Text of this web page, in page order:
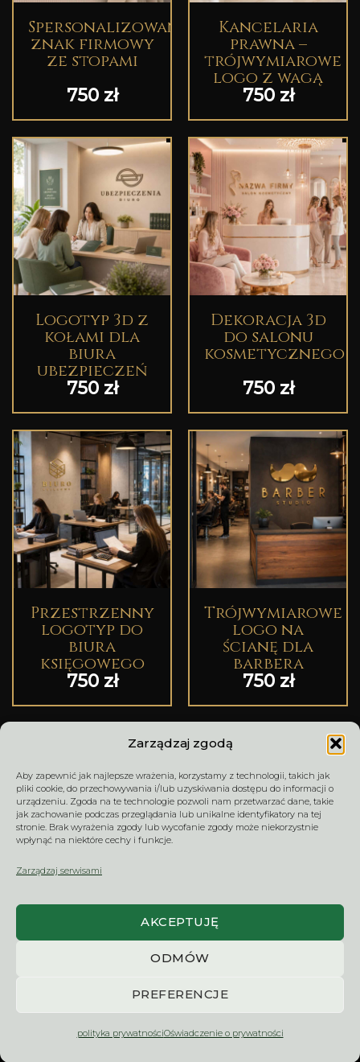
Zarządzaj zgodą
Aby zapewnić jak najlepsze wrażenia, korzystamy z technologii, takich jak
pliki cookie, do przechowywania i/lub uzyskiwania dostępu do informacji o
urządzeniu. Zgoda na te technologie pozwoli nam przetwarzać dane, takie
jak zachowanie podczas przeglądania lub unikalne identyfikatory na tej
stronie. Brak wyrażenia zgody lub wycofanie zgody może niekorzystnie
wpłynąć na niektóre cechy i funkcje.
Zarządzaj serwisami
AKCEPTUJĘ
ODMÓW
PREFERENCJE
polityka prywatnościOświadczenie o prywatności
Spersonalizowany
znak firmowy
ze stopami
750 zł
Kancelaria
prawna –
trójwymiarowe
logo z wagą
750 zł
Logotyp 3d z
kołami dla
biura
ubezpieczeń
750 zł
Dekoracja 3d
do salonu
kosmetycznego
750 zł
Przestrzenny
logotyp do
biura
księgowego
750 zł
Trójwymiarowe
logo na
ścianę dla
barbera
750 zł
TERMIN DOSTAWY –
CZAS REALIZACJI
REGULAMIN
SPRZEDAŻY
REKLAMACJE
NaklejkiNaSzyby.pl | NMart sp. z o.o. – dekoracje na
szkło, witryny firmowe, witraże i logo 3D na wymiar. Od
ponad 20 lat projektujemy i produkujemy rozwiązania
dla klientów indywidualnych, firm i instytucji.
zastrzeżone.